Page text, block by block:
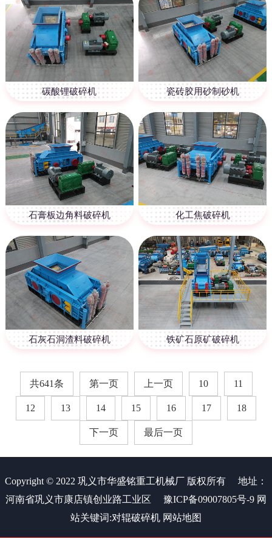
碳酸锂破碎机 瓷砖胶用砂制砂机
石膏板边角料破碎机 化工焦破碎机
石灰石洞渣料破碎机 铁矿石原矿破碎机
共641条 第一页 上一页 10 11
12 13 14 15 16 17 18
下一页 最后一页
Copyright © 2022 巩义市华盛铭重工机械厂 版权所有
地址：
河南省巩义市康店镇创业路工业区
豫ICP备09007805号-9 网
站关键词:对辊破碎机 网站地图